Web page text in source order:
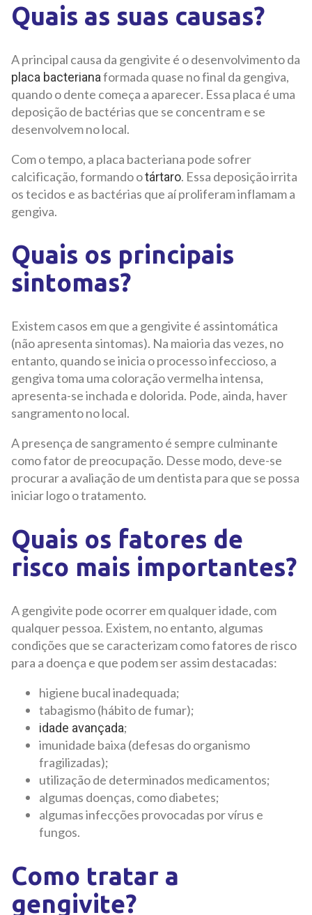
Quais as suas causas?
A principal causa da gengivite é o desenvolvimento da
placa bacterianaformada quase no final da gengiva,
quando o dente começa a aparecer. Essa placa é uma
deposição de bactérias que se concentram e se
desenvolvem no local.
Com o tempo, a placa bacteriana pode sofrer
calcificação, formando otártaro. Essa deposição irrita
os tecidos e as bactérias que aí proliferam inflamam a
gengiva.
Quais os principais
sintomas?
Existem casos em que a gengivite é assintomática
(não apresenta sintomas). Na maioria das vezes, no
entanto, quando se inicia o processo infeccioso, a
gengiva toma uma coloração vermelha intensa,
apresenta-se inchada e dolorida. Pode, ainda, haver
sangramento no local.
A presença de sangramento é sempre culminante
como fator de preocupação. Desse modo, deve-se
procurar a avaliação de um dentista para que se possa
iniciar logo o tratamento.
Quais os fatores de
risco mais importantes?
A gengivite pode ocorrer em qualquer idade, com
qualquer pessoa. Existem, no entanto, algumas
condições que se caracterizam como fatores de risco
para a doença e que podem ser assim destacadas:
higiene bucal inadequada;
tabagismo (hábito de fumar);
idade avançada;
imunidade baixa (defesas do organismo
fragilizadas);
utilização de determinados medicamentos;
algumas doenças, como diabetes;
algumas infecções provocadas por vírus e
fungos.
Como tratar a
gengivite?